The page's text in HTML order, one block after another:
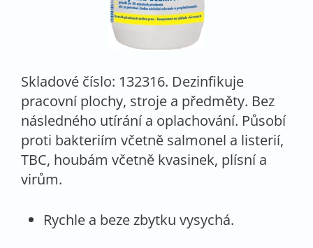
Skladové číslo: 132316. Dezinfikuje
pracovní plochy, stroje a předměty. Bez
následného utírání a oplachování. Působí
proti bakteriím včetně salmonel a listerií,
TBC, houbám včetně kvasinek, plísní a
virům.
Rychle a beze zbytku vysychá.